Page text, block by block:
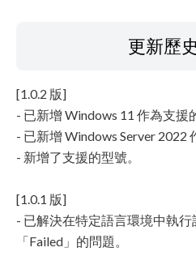
更新歷
[1.0.2 版]
- 已新增 Windows 11 作為支援
- 已新增 Windows Server 2022
- 新增了支援的型號。
[1.0.1 版]
- 已解決在特定語言環境中執
「Failed」的問題。